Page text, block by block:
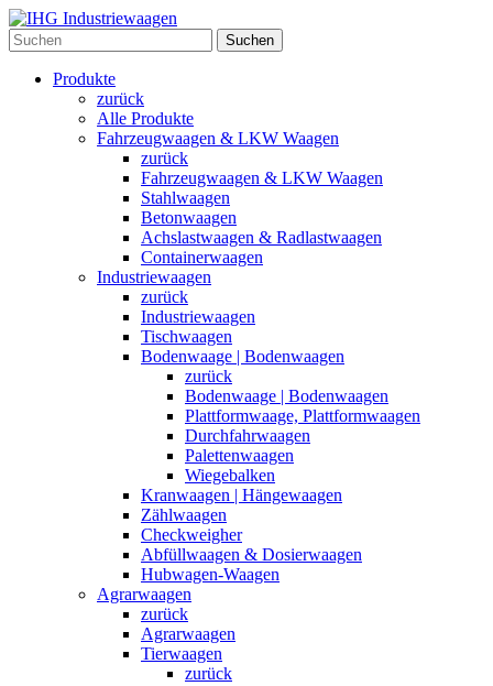
Suchen
Produkte
zurück
Alle Produkte
Fahrzeugwaagen & LKW Waagen
zurück
Fahrzeugwaagen & LKW Waagen
Stahlwaagen
Betonwaagen
Achslastwaagen & Radlastwaagen
Containerwaagen
Industriewaagen
zurück
Industriewaagen
Tischwaagen
Bodenwaage | Bodenwaagen
zurück
Bodenwaage | Bodenwaagen
Plattformwaage, Plattformwaagen
Durchfahrwaagen
Palettenwaagen
Wiegebalken
Kranwaagen | Hängewaagen
Zählwaagen
Checkweigher
Abfüllwaagen & Dosierwaagen
Hubwagen-Waagen
Agrarwaagen
zurück
Agrarwaagen
Tierwaagen
zurück